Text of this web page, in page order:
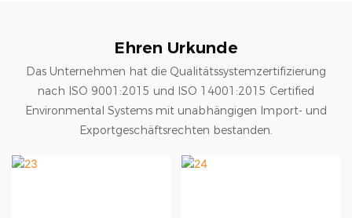
Ehren Urkunde
Das Unternehmen hat die Qualitätssystemzertifizierung
nach ISO 9001:2015 und ISO 14001:2015 Certified
Environmental Systems mit unabhängigen Import- und
Exportgeschäftsrechten bestanden.